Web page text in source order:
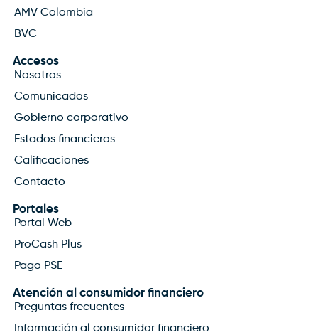
AMV Colombia
BVC
Accesos
Nosotros
Comunicados
Gobierno corporativo
Estados financieros
Calificaciones
Contacto
Portales
Portal Web
ProCash Plus
Pago PSE
Atención al consumidor financiero
Preguntas frecuentes
Información al consumidor financiero